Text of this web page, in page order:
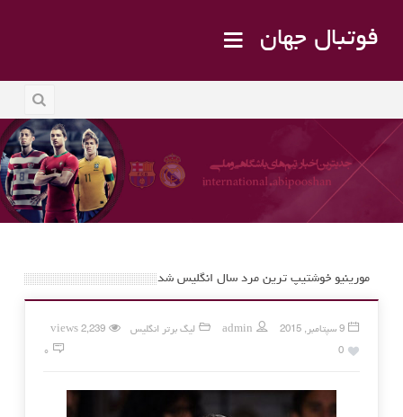
فوتبال جهان
مورینیو خوشتیپ ترین مرد سال انگلیس شد
9 سپتامبر, 2015 admin لیگ برتر انگلیس
2,239 views
0
۰